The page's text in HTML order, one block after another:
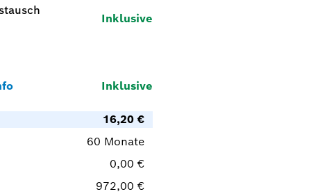
Inklusive
Inklusive
16,20 €
60 Monate
0,00 €
972,00 €